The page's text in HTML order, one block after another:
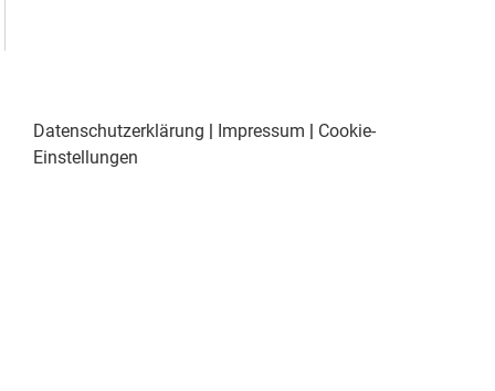
Datenschutzerklärung | Impressum | Cookie-
Einstellungen